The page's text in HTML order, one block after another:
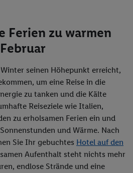
Ferien zu warmen
seinen Höhepunkt erreicht,
um eine Reise in die
zu tanken und die Kälte
Reiseziele wie Italien,
zu erholsamen Ferien ein und
und Wärme. Nach
Sie Ihr gebuchtes Hotel auf den
Aufenthalt steht nichts mehr
endlose Strände und eine